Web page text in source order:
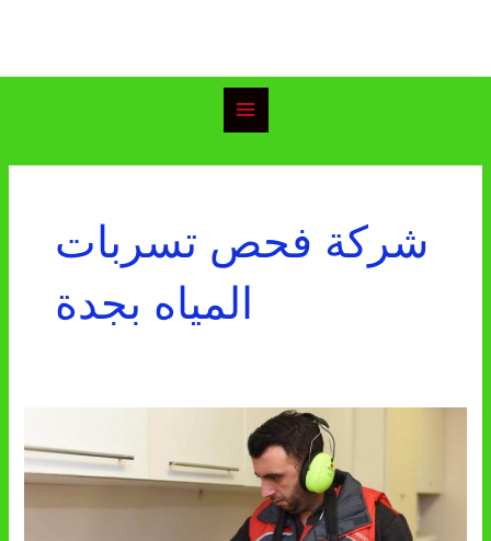
شركة فحص تسربات
المياه بجدة
المياه